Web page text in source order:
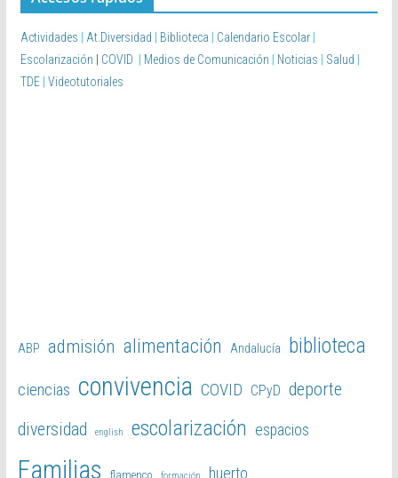
e
v
í
Actividades At.Diversidad Biblioteca Calendario Escolar
Escolarización
COVID Medios de Comunicación Noticias Salud
TDE Videotutoriales
ABP admisión alimentación Andalucía biblioteca
ciencias convivencia COVID CPyD deporte
diversidad english escolarización espacios
Familias flamenco huerto